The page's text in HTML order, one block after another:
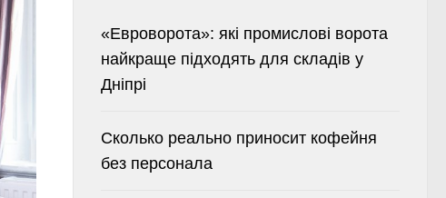
«Евроворота»: які промислові ворота
найкраще підходять для складів у
Дніпрі
Сколько реально приносит кофейня
без персонала